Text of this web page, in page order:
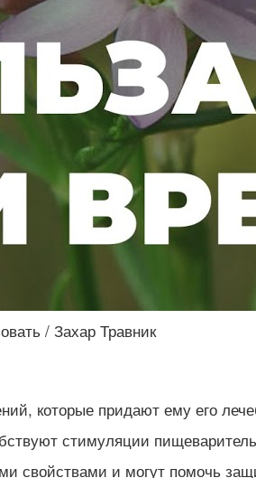
/ Захар Травник
которые придают ему его
стимуляции
свойствами и могут помочь